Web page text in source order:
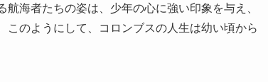
海者たちの姿は、少年の心に強い印象を与え、
のようにして、コロンブスの人生は幼い頃から